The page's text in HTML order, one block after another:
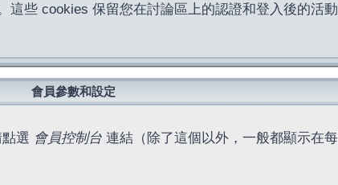
這些 cookies 保留您在討論區上的認證和登入後的活
會員參數和設定
選 會員控制台 連結（除了這個以外，一般都顯示在